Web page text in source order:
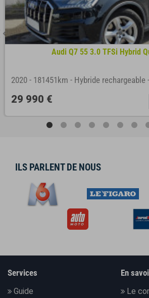
Audi Q7 55 3.0 TFSi Hybrid
2020 - 181451km - Hybride rechargeable -
29 990 €
ILS PARLENT DE NOUS
Services
Guide
En
Le